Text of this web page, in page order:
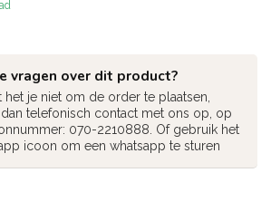
vragen over dit product?
het je niet om de order te plaatsen,
telefonisch contact met ons op, op
070-2210888. Of gebruik het
icoon om een whatsapp te sturen